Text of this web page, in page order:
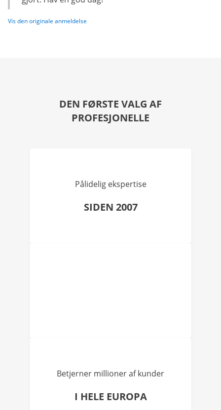
Vis den originale anmeldelse
DEN FØRSTE VALG AF
PROFESJONELLE
Pålidelig ekspertise
SIDEN 2007
Betjerner millioner af kunder
I HELE EUROPA